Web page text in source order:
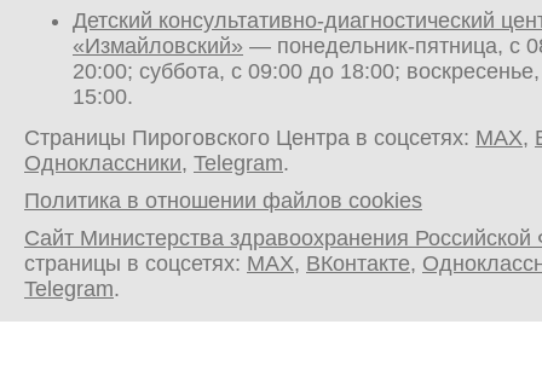
Детский консультативно-диагностический
«Измайловский» — понедельник-пятница, с
20:00; суббота, с 09:00 до 18:00;
15:00.
Страницы Пироговского Центра в соцсетях: MAX,
Одноклассники, Telegram.
Политика в отношении файлов cookies
Сайт Министерства здравоохранения
страницы в соцсетях: MAX, ВКонтакте,
Telegram.